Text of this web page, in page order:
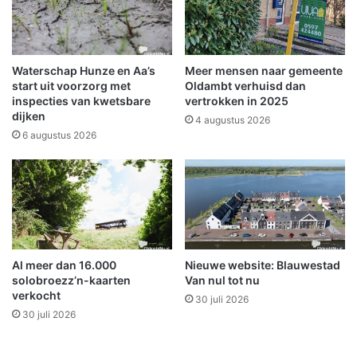
i
l
i
g
e
i
d
r
e
g
i
o
G
r
o
n
i
r
n
e
m
e
r
s
k
i
n
g
O
o
s
t
-
G
r
Waterschap Hunze en Aa’s
start uit voorzorg met
inspecties van kwetsbare
dijken
6 augustus 2026
Meer mensen naar gemeente
Oldambt verhuisd dan
vertrokken in 2025
4 augustus 2026
Al meer dan 16.000
solobroezz’n-kaarten
verkocht
30 juli 2026
Nieuwe website: Blauwestad
Van nul tot nu
30 juli 2026